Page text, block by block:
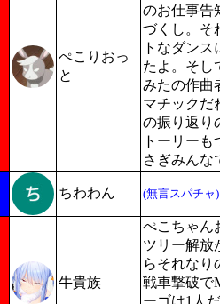
ぺこりおっ
と
のお仕事告
づくし。そ
トなダン
たよ。そし
みたの作曲
マチックだ
の振り返り
トーリー
さぎみんな
ちわわん (無言スパチャ)
牛貴族
ぺこちゃん
ツリー解放
らそれなり
戦車撃破で
ーゴは1人